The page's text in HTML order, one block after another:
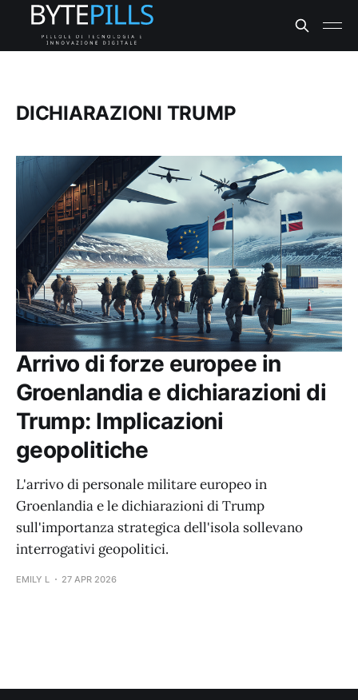
DICHIARAZIONI TRUMP
Arrivo di forze europee in
Groenlandia e dichiarazioni di
Trump: Implicazioni
geopolitiche
L'arrivo di personale militare europeo in
Groenlandia e le dichiarazioni di Trump
sull'importanza strategica dell'isola sollevano
interrogativi geopolitici.
EMILY L 27 APR 2026